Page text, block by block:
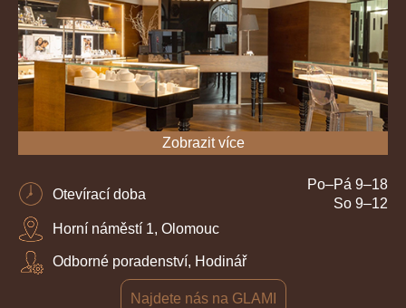
Zobrazit více
Otevírací doba
Po–Pá 9–18
So 9–12
Horní náměstí 1, Olomouc
Odborné poradenství, Hodinář
Najdete nás na GLAMI